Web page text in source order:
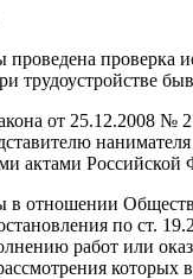
проверка
трудоустройстве
от 25.12.2008 №
актами
в отношении
по ст.
работ или